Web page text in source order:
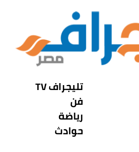
تليجراف TV
فن
رياضة
حوادث